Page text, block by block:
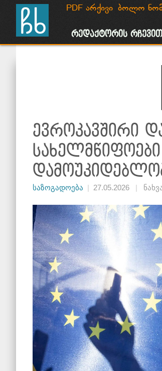
მთავარი
PDF არქივი ბოლო
რედაქტორის რჩევით
ევროკავშირი
საზოგადოება | 27.05.2026 |